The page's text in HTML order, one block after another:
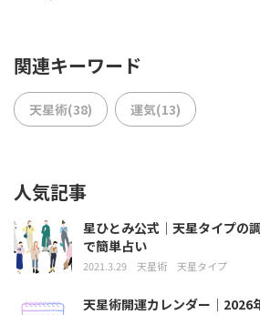
関連キーワード
天星術(38) 運気(13)
人気記事
星ひとみ公式｜天星タイプの
で簡単占い
2021.3.29 天星術 天星タイプ
天星術開運カレンダー｜2026